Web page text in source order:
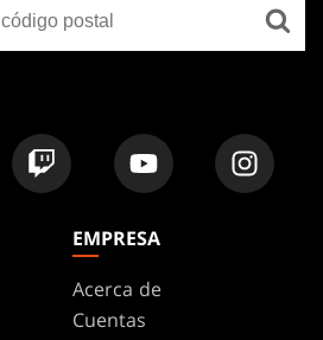
EMPRESA
Acerca de
Cuentas